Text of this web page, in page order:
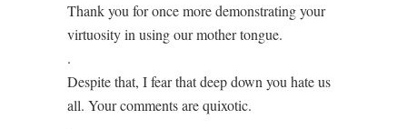
Thank you for once more demonstrating your
virtuosity in using our mother tongue.
.
Despite that, I fear that deep down you hate us
all. Your comments are quixotic.